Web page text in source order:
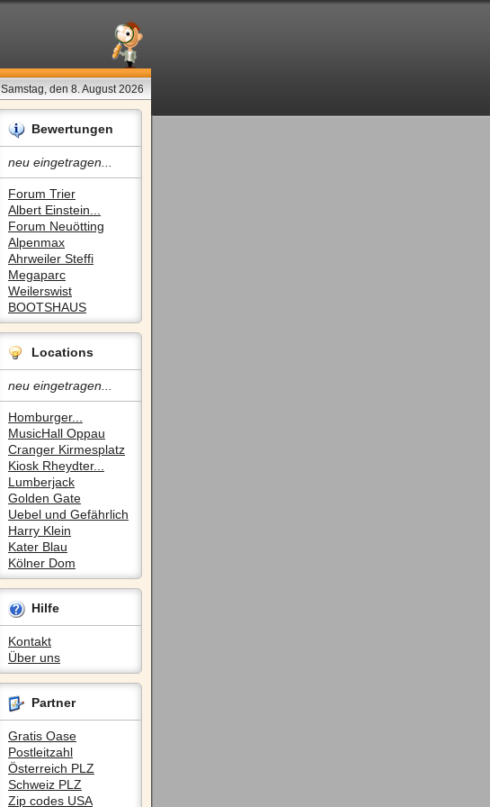
Samstag, den 8. August 2026
Bewertungen
neu eingetragen...
Forum Trier
Albert Einstein...
Forum Neuötting
Alpenmax
Ahrweiler Steffi
Megaparc
Weilerswist
BOOTSHAUS
Locations
neu eingetragen...
Homburger...
MusicHall Oppau
Cranger Kirmesplatz
Kiosk Rheydter...
Lumberjack
Golden Gate
Uebel und Gefährlich
Harry Klein
Kater Blau
Kölner Dom
Hilfe
Kontakt
Über uns
Partner
Gratis Oase
Postleitzahl
Österreich PLZ
Schweiz PLZ
Zip codes USA